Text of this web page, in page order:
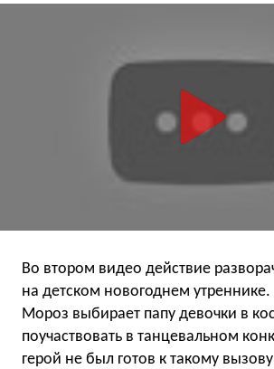
Во втором видео действие
на детском новогоднем
Мороз выбирает папу девочки в
поучаствовать в танцевальном
герой не был готов к такому